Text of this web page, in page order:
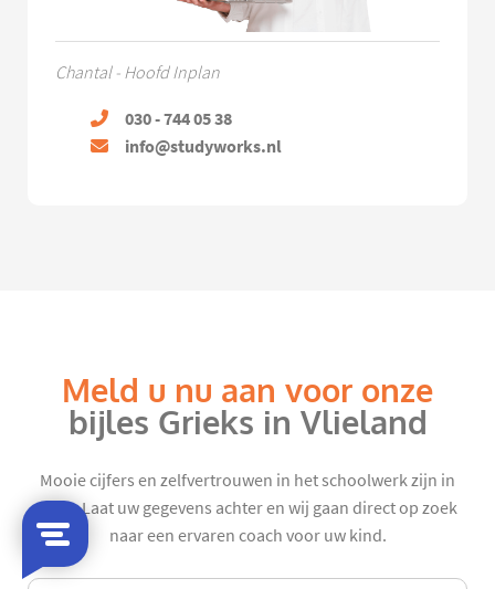
Chantal - Hoofd Inplan
030 - 744 05 38
info@studyworks.nl
Meld u nu aan voor onze
bijles Grieks in Vlieland
Mooie cijfers en zelfvertrouwen in het schoolwerk zijn in
zicht. Laat uw gegevens achter en wij gaan direct op zoek
naar een ervaren coach voor uw kind.